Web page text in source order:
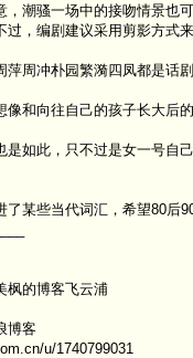
，潮骚一场中的接吻情景也
过，编剧建议采用剪影方式
萍周冲朴园繁漪四凤都是话
像和向往自己的孩子长大后
是如此，只不过是女一号自
了某些当代词汇，希望80后
枫的博客飞云浦
博客
u/1740799031